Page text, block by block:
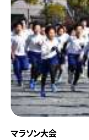
マラソン大会